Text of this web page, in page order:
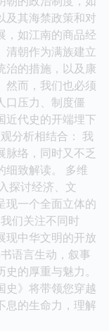
及其海禁政策和对
，如江南的商品经
清朝作为满族建立
治的措施，以及康
然而，我们也必须
口压力、制度僵
近代史的开端埋下
分析相结合： 我
脉络，同时又不乏
细致解读。 多维
探讨经济、文
现一个全面立体的
们关注不同时
现中华文明的开放
语言生动，叙事
的厚重与魅力。
史》将带领您穿越
息的生命力，理解